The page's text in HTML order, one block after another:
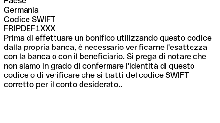
Germania
Codice SWIFT
FRIPDEF1XXX
Prima di effettuare un bonifico utilizzando questo codice
dalla propria banca, è necessario verificarne l'esattezza
con la banca o con il beneficiario. Si prega di notare che
non siamo in grado di confermare l'identità di questo
codice o di verificare che si tratti del codice SWIFT
corretto per il conto desiderato..